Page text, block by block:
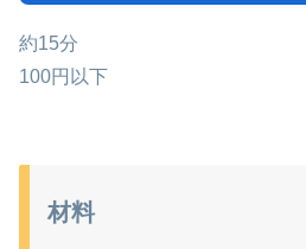
約15分
100円以下
材料